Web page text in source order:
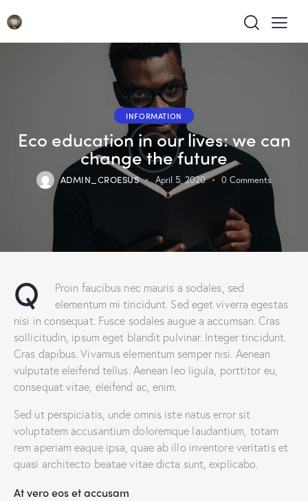
INFORMATION
Eco education in our lives: we can
change the future
ADMIN_CROESUS April 5, 2020 0 Comments
Q
Proin faucibus nec mauris a sodales, sed
elementum mi tincidunt. Sed eget viverra egestas
nisi in consequat. Fusce sodales augue a accumsan. Cras
sollicitudin, ipsum eget blandit pulvinar. Integer tincidunt.
Cras dapibus. Vivamus elementum semper nisi. Aenean
vulputate eleifend tellus. Aenean leo ligula, porttitor eu,
consequat vitae, eleifend ac, enim.
Sed ut perspiciatis, unde omnis iste natus error sit
voluptatem accusantium doloremque laudantium, totam
rem aperiam eaque ipsa, quae ab illo inventore veritatis et
quasi architecto beatae vitae dicta sunt, explicabo.
At vero eos et accusam